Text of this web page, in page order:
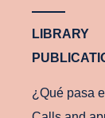
LIBRARY
¿Qué pasa